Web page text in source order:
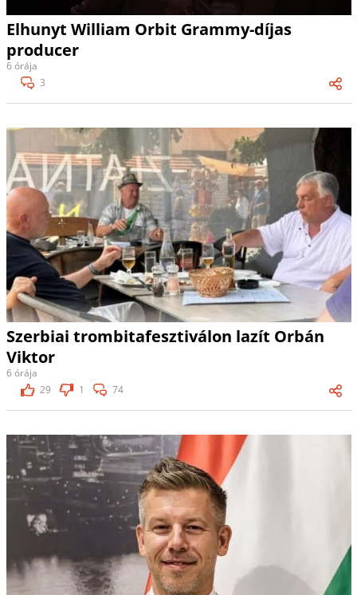
Elhunyt William Orbit Grammy-díjas
producer
6 órája
3
Szerbiai trombitafesztiválon lazít Orbán
Viktor
6 órája
29
1 74